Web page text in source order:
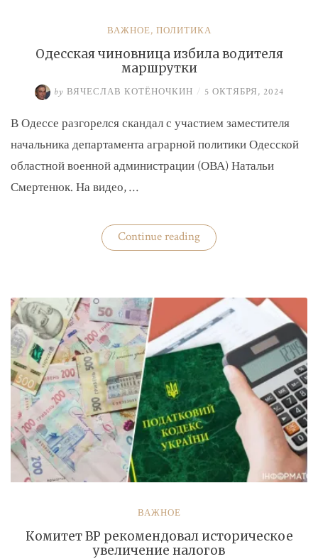
ВАЖНОЕ, ПОЛИТИКА
Одесская чиновница избила водителя
маршрутки
by ВЯЧЕСЛАВ КОТЁНОЧКИН / 5 ОКТЯБРЯ, 2024
В Одессе разгорелся скандал с участием заместителя
начальника департамента аграрной политики Одесской
областной военной администрации (ОВА) Натальи
Смертенюк. На видео, …
Continue reading«Одесская
чиновница
ВАЖНОЕ
Комитет ВР рекомендовал историческое
увеличение налогов